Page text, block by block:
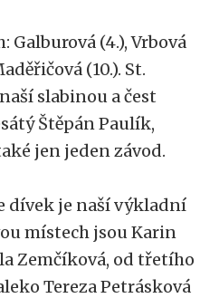
(4.), Vrbová
(10.). St.
slabinou a čest
Štěpán Paulík,
jen jeden závod.
dívek je naší výkladní
místech jsou Karin
Zemčíková, od třetího
Tereza Petrásková